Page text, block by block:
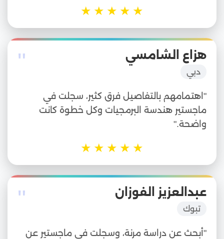
★
★
★
★
★
" هزاع الشامسي
دبي
"اهتمامهم بالتفاصيل فرق كثير، سجلت في
ماجستير هندسة البرمجيات وكل خطوة كانت
واضحة."
★
★
★
★
★
" عبدالعزيز الفوزان
تبوك
"أبحث عن دراسة مرنة، وسجلت في ماجستير عن